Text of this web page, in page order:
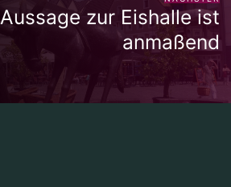
zur Eishalle ist
anmaßend